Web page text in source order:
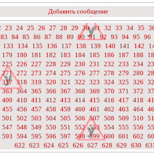
Добавить сообщение
23 24 25 26 27 28 29 30 31 32 33 34 35
83 84 85 86 87 88 89 90 91 92 93 94 95 96
133 134 135 136 137 138 139 140 141 142
179 180 181 182 183 184 185 186 187 188
225 226 227 228 229 230 231 232 233 234
271 272 273 274 275 276 277 278 279 280
317 318 319 320 321 322 323 324 325 326
363 364 365 366 367 368 369 370 371 372
409 410 411 412 413 414 415 416 417 418
455 456 457 458 459 460 461 462 463 464
501 502 503 504 505 506 507 508 509 510
547 548 549 550 551 552 553 554 555 556
593 594 595 596 597 598 599 600 601 602
622 623 624 625 626 627 628 629 630